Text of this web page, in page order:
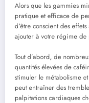
Alors que les gammies
pratique et efficace de
d’être conscient des
ajouter à votre régime
Tout d’abord, de
quantités élevées de
stimuler le métabolisme
peut entraîner des
palpitations cardiaques